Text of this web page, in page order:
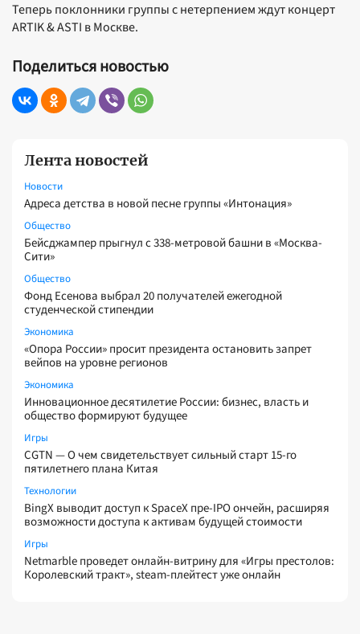
Лента новостей
Новости
Адреса детства в новой песне группы «Интонация»
Общество
Бейсджампер прыгнул с 338-метровой башни в «Москва-
Сити»
Общество
Фонд Есенова выбрал 20 получателей ежегодной
студенческой стипендии
Экономика
«Опора России» просит президента остановить запрет
вейпов на уровне регионов
Экономика
Инновационное десятилетие России: бизнес, власть и
общество формируют будущее
Игры
CGTN — О чем свидетельствует сильный старт 15-го
пятилетнего плана Китая
Технологии
BingX выводит доступ к SpaceX пре-IPO ончейн, расширяя
возможности доступа к активам будущей стоимости
Игры
Netmarble проведет онлайн-витрину для «Игры престолов:
Королевский тракт», steam-плейтест уже онлайн
Теперь поклонники группы с нетерпением ждут концерт
ARTIK & ASTI в Москве.
Поделиться новостью